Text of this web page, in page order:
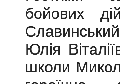
бойових
Юлія
школи